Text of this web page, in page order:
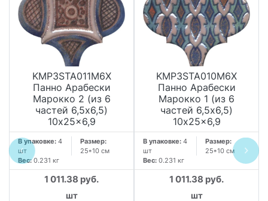
KMP3STA011M6X
Панно Арабески
Марокко 2 (из 6
частей 6,5x6,5)
10x25x6,9
В упаковке: 4
шт
Размер:
25*10 см
Вес:0.231 кг
1 011.38 руб.
шт
KMP3STA010M6X
Панно Арабески
Марокко 1 (из 6
частей 6,5x6,5)
10x25x6,9
В упаковке: 4
шт
Размер:
25*10 см
Вес: 0.231 кг
1 011.38 руб.
шт